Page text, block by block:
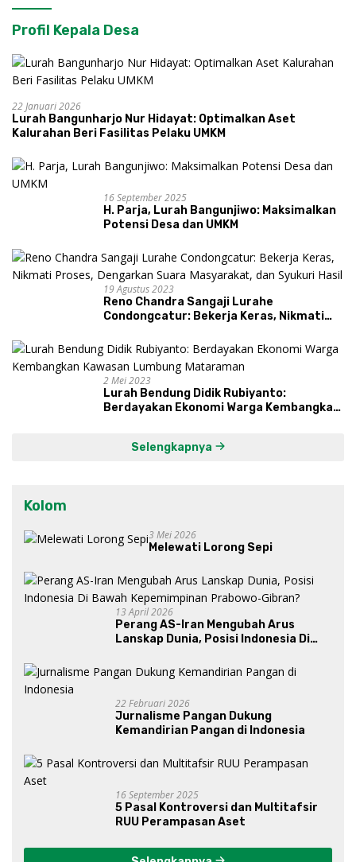
Profil Kepala Desa
22 Januari 2026
Lurah Bangunharjo Nur Hidayat: Optimalkan Aset
Kalurahan Beri Fasilitas Pelaku UMKM
16 September 2025
H. Parja, Lurah Bangunjiwo: Maksimalkan
Potensi Desa dan UMKM
19 Agustus 2023
Reno Chandra Sangaji Lurahe
Condongcatur: Bekerja Keras, Nikmati
dan Syukuri Hasil
2 Mei 2023
Lurah Bendung Didik Rubiyanto:
Berdayakan Ekonomi Warga Kembangkan
Selengkapnya
Kolom
3 Mei 2026
Melewati Lorong Sepi
13 April 2026
Perang AS-Iran Mengubah Arus
Lanskap Dunia, Posisi Indonesia Di
Gibran?
22 Februari 2026
Jurnalisme Pangan Dukung
Kemandirian Pangan di Indonesia
16 September 2025
5 Pasal Kontroversi dan Multitafsir
RUU Perampasan Aset